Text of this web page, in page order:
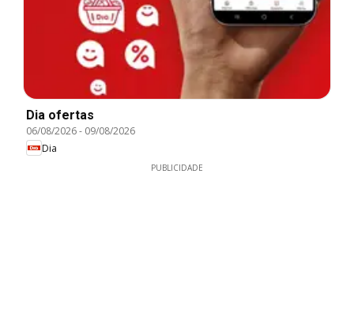
Dia ofertas
06/08/2026- 09/08/2026
Dia
PUBLICIDADE